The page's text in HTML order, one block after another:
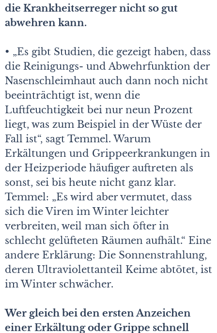
die Krankheitserreger nicht so gut
abwehren kann.
• „Es gibt Studien, die gezeigt haben, dass
die Reinigungs- und Abwehrfunktion der
Nasenschleimhaut auch dann noch nicht
beeinträchtigt ist, wenn die
Luftfeuchtigkeit bei nur neun Prozent
liegt, was zum Beispiel in der Wüste der
Fall ist“, sagt Temmel. Warum
Erkältungen und Grippeerkrankungen in
der Heizperiode häufiger auftreten als
sonst, sei bis heute nicht ganz klar.
Temmel: „Es wird aber vermutet, dass
sich die Viren im Winter leichter
verbreiten, weil man sich öfter in
schlecht gelüfteten Räumen aufhält.“ Eine
andere Erklärung: Die Sonnenstrahlung,
deren Ultraviolettanteil Keime abtötet, ist
im Winter schwächer.
Wer gleich bei den ersten Anzeichen
einer Erkältung oder Grippe schnell